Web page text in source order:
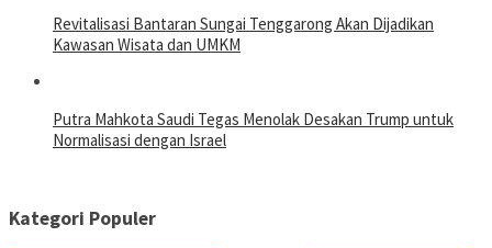
Revitalisasi Bantaran Sungai Tenggarong Akan Dijadikan
Kawasan Wisata dan UMKM
Putra Mahkota Saudi Tegas Menolak Desakan Trump untuk
Normalisasi dengan Israel
Kategori Populer